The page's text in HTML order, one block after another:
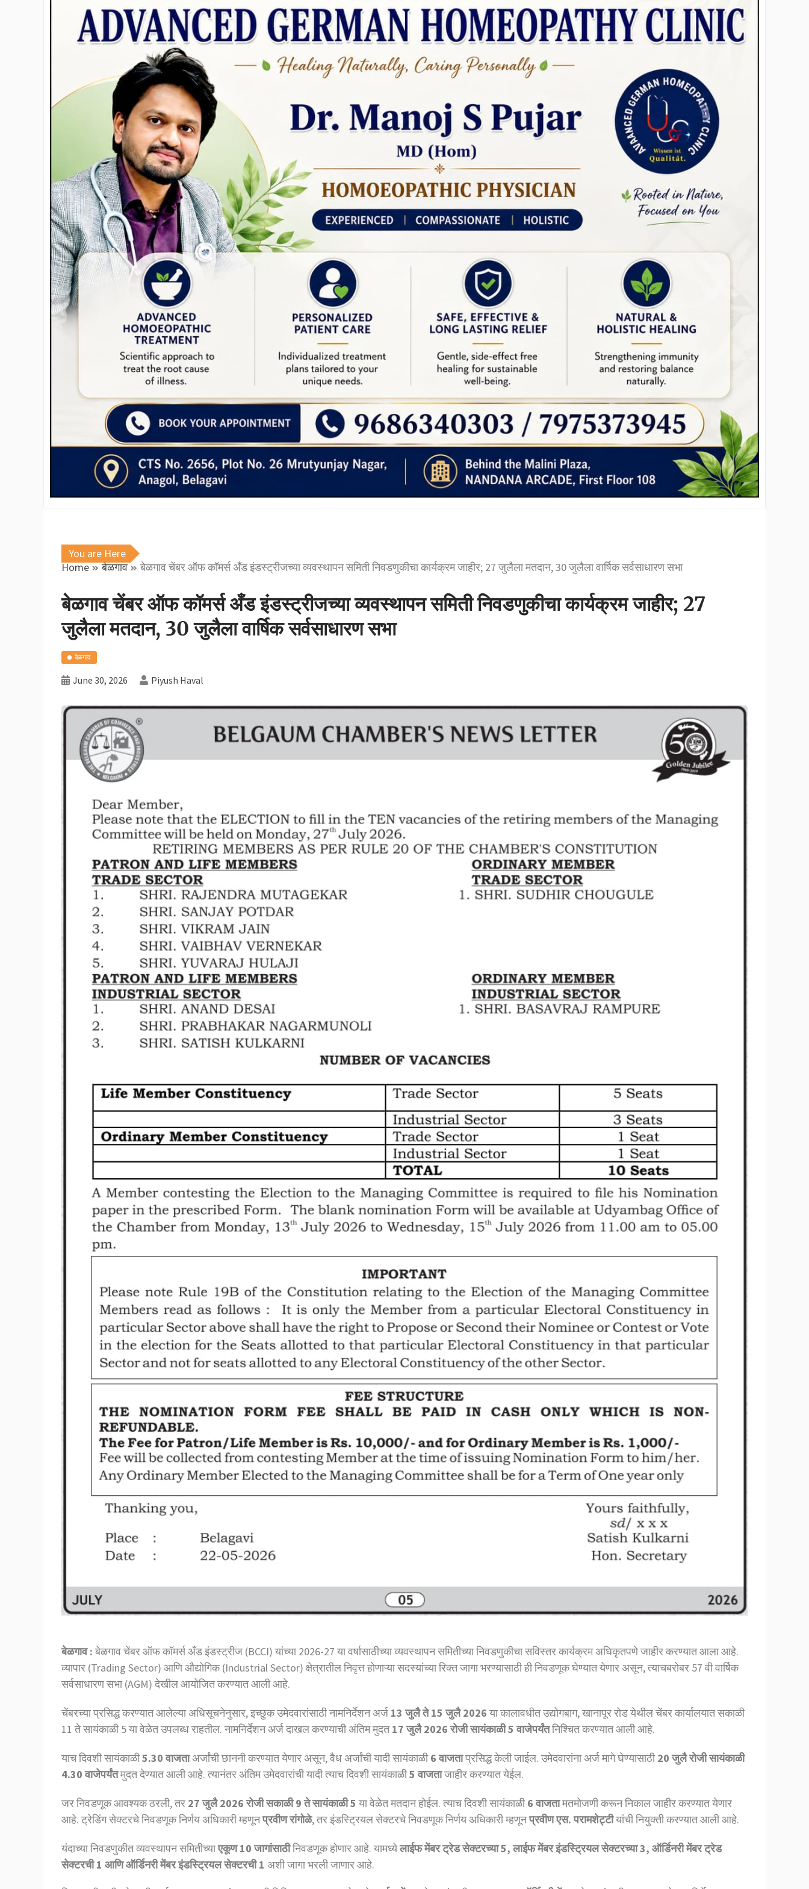
You are Here
Home
बेळगाव बेळगाव चेंबर ऑफ कॉमर्स अँड इंडस्ट्रीजच्या व्यवस्थापन समिती निवडणुकीचा कार्यक्रम जाहीर; 27 जुलैला मतदान, 30 जुलैला वार्षिक सर्वसाधारण सभा
बेळगाव चेंबर ऑफ कॉमर्स अँड इंडस्ट्रीजच्या व्यवस्थापन समिती निवडणुकीचा कार्यक्रम जाहीर; 27
जुलैला मतदान, 30 जुलैला वार्षिक सर्वसाधारण सभा
बेळगाव
June 30, 2026 Piyush Haval
बेळगाव :बेळगाव चेंबर ऑफ कॉमर्स अँड इंडस्ट्रीज (BCCI) यांच्या 2026-27 या वर्षासाठीच्या व्यवस्थापन समितीच्या निवडणुकीचा सविस्तर कार्यक्रम अधिकृतपणे जाहीर करण्यात आला आहे.
व्यापार (Trading Sector) आणि औद्योगिक (Industrial Sector) क्षेत्रातील निवृत्त होणाऱ्या सदस्यांच्या रिक्त जागा भरण्यासाठी ही निवडणूक घेण्यात येणार असून, त्याचबरोबर 57 वी वार्षिक
सर्वसाधारण सभा (AGM) देखील आयोजित करण्यात आली आहे.
चेंबरच्या प्रसिद्ध करण्यात आलेल्या अधिसूचनेनुसार, इच्छुक उमेदवारांसाठी नामनिर्देशन अर्ज 13 जुलै ते 15 जुलै 2026या कालावधीत उद्योगबाग, खानापूर रोड येथील चेंबर कार्यालयात सकाळी
11 ते सायंकाळी 5 या वेळेत उपलब्ध राहतील. नामनिर्देशन अर्ज दाखल करण्याची अंतिम मुदत17 जुलै 2026 रोजी सायंकाळी 5 वाजेपर्यंतनिश्चित करण्यात आली आहे.
याच दिवशी सायंकाळी5.30 वाजताअर्जांची छाननी करण्यात येणार असून, वैध अर्जांची यादी सायंकाळी6 वाजताप्रसिद्ध केली जाईल. उमेदवारांना अर्ज मागे घेण्यासाठी20 जुलै रोजी सायंकाळी
4.30 वाजेपर्यंतमुदत देण्यात आली आहे. त्यानंतर अंतिम उमेदवारांची यादी त्याच दिवशी सायंकाळी5 वाजताजाहीर करण्यात येईल.
जर निवडणूक आवश्यक ठरली, तर 27 जुलै 2026 रोजी सकाळी 9 ते सायंकाळी 5 या वेळेत मतदान होईल. त्याच दिवशी सायंकाळी6 वाजतामतमोजणी करून निकाल जाहीर करण्यात येणार
आहे. ट्रेडिंग सेक्टरचे निवडणूक निर्णय अधिकारी म्हणूनप्रवीण रांगोळे, तर इंडस्ट्रियल सेक्टरचे निवडणूक निर्णय अधिकारी म्हणूनप्रवीण एस. परामशेट्टीयांची नियुक्ती करण्यात आली आहे.
यंदाच्या निवडणुकीत व्यवस्थापन समितीच्याएकूण 10 जागांसाठीनिवडणूक होणार आहे. यामध्येलाईफ मेंबर ट्रेड सेक्टरच्या 5, लाईफ मेंबर इंडस्ट्रियल सेक्टरच्या 3, ऑर्डिनरी मेंबर ट्रेड
सेक्टरची 1 आणि ऑर्डिनरी मेंबर इंडस्ट्रियल सेक्टरची 1 अशी जागा भरली जाणार आहे.